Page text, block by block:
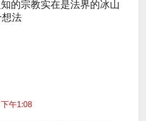
知的宗教实在是法界的冰山
法
午1:08